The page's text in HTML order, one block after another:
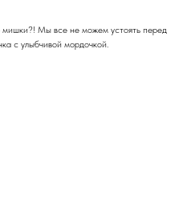
мишки?! Мы все не можем устоять перед
с улыбчивой мордочкой.